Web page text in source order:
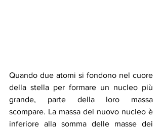
Quando due atomi si fondono nel cuore
della stella per formare un nucleo più
grande, parte della loro massa
scompare. La massa del nuovo nucleo è
inferiore alla somma delle masse dei